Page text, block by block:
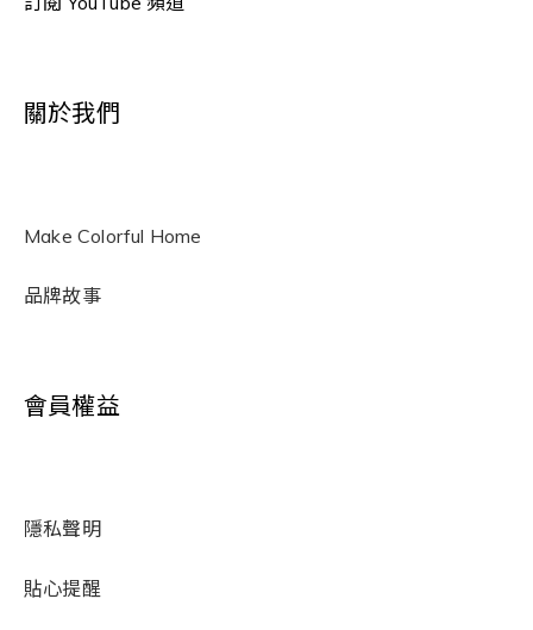
關於我們
Make Colorful Home
品牌故事
會員權益
隱私聲明
貼心提醒